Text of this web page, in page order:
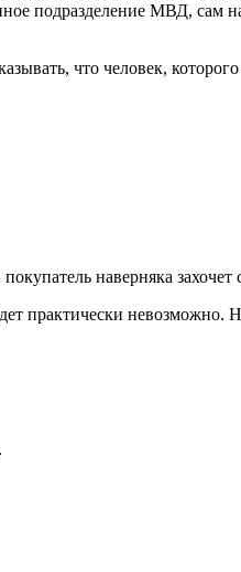
подразделение МВД, сам
что человек,
наверняка захочет
практически невозможно.